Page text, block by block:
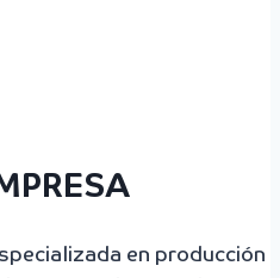
en producción